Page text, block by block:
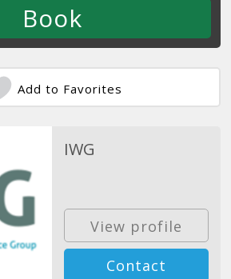
Add to Favorites
IWG
View profile
Contact